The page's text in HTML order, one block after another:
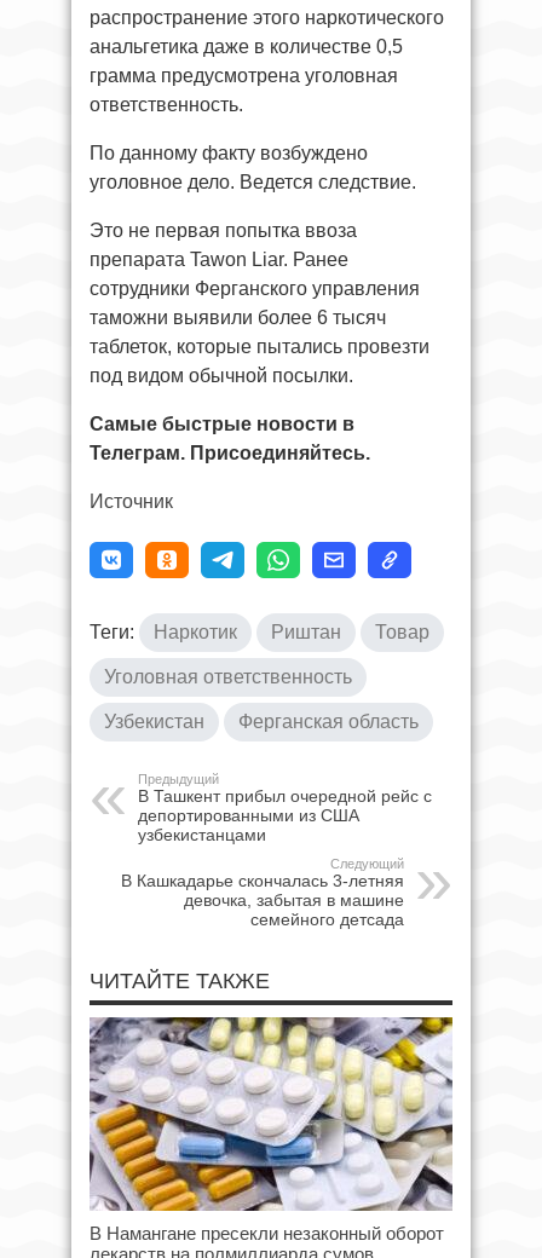
распространение этого наркотического
анальгетика даже в количестве 0,5
грамма предусмотрена уголовная
ответственность.
По данному факту возбуждено
уголовное дело. Ведется следствие.
Это не первая попытка ввоза
препарата Tawon Liar. Ранее
сотрудники Ферганского управления
таможни выявили более 6 тысяч
таблеток, которые пытались провезти
под видом обычной посылки.
Самые быстрые новости в
Телеграм. Присоединяйтесь.
Источник
Теги: Наркотик Риштан Товар
Уголовная ответственность
Узбекистан Ферганская область
Предыдущий
В Ташкент прибыл очередной рейс с
депортированными из США
узбекистанцами
Следующий
В Кашкадарье скончалась 3-летняя
девочка, забытая в машине
семейного детсада
ЧИТАЙТЕ ТАКЖЕ
В Намангане пресекли незаконный оборот
лекарств на полмиллиарда сумов